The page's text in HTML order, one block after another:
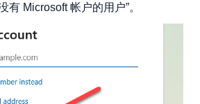
有 Microsoft 帐户的用户”。